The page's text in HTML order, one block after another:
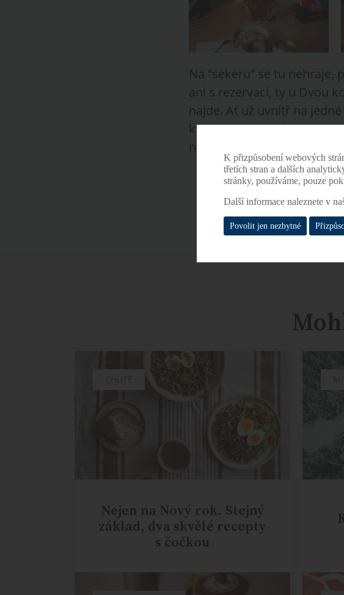
Na “sekeru” se tu
ani s rezervací, ty u Dvou
najde. Ať už uvnitř na
která sousedí právě s
návštěvu.
Nejen na Nový rok. Stejný
základ, dva skvělé recepty
s čočkou
K přizpůsobení webových
třetích stran a dalších
stránky, používáme, pouze
Další informace naleznete v
Povolit jen nezbytné